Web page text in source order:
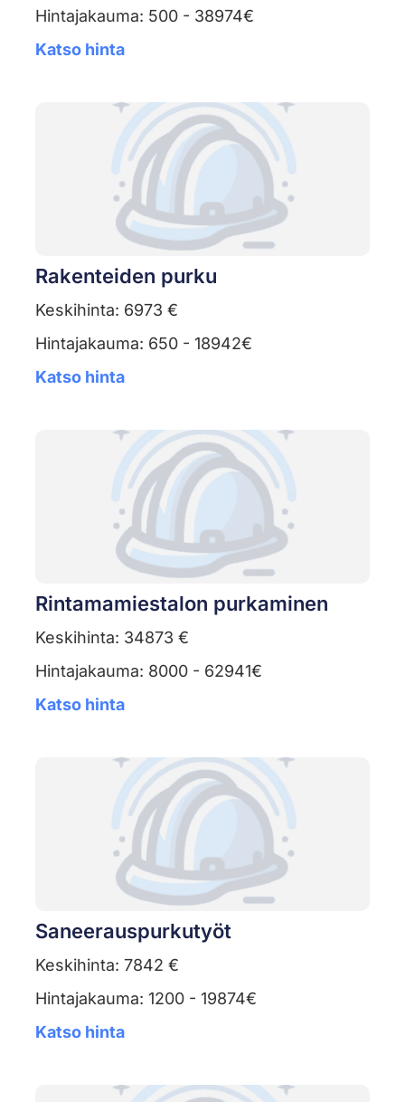
Hintajakauma: 500 - 38974€
Katso hinta
Rakenteiden purku
Keskihinta: 6973 €
Hintajakauma: 650 - 18942€
Katso hinta
Rintamamiestalon purkaminen
Keskihinta: 34873 €
Hintajakauma: 8000 - 62941€
Katso hinta
Saneerauspurkutyöt
Keskihinta: 7842 €
Hintajakauma: 1200 - 19874€
Katso hinta